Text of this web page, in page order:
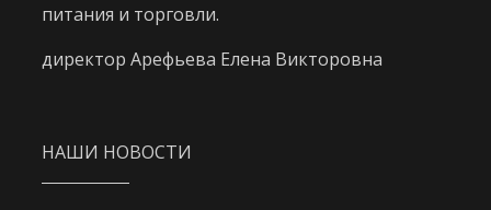
питания и торговли.
директор Арефьева Елена Викторовна
НАШИ НОВОСТИ